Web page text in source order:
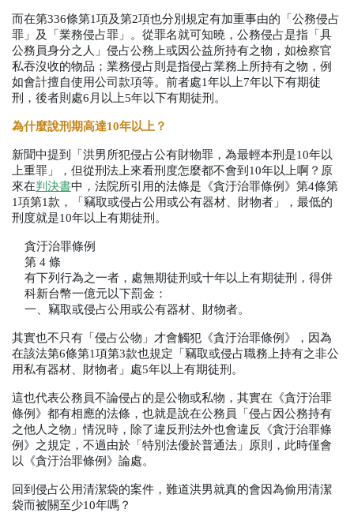
而在第336條第1項及第2項也分別規定有加重事由的「公務侵占
罪」及「業務侵占罪」。從罪名就可知曉，公務侵占是指「具
公務員身分之人」侵占公務上或因公益所持有之物，如檢察官
私吞沒收的物品；業務侵占則是指侵占業務上所持有之物，例
如會計擅自使用公司款項等。前者處1年以上7年以下有期徒
刑，後者則處6月以上5年以下有期徒刑。
為什麼說刑期高達10年以上？
新聞中提到「洪男所犯侵占公有財物罪，為最輕本刑是10年以
上重罪」，但從刑法上來看刑度怎麼都不會到 10年以上啊？原
來在判決書中，法院所引用的法條是《貪汙治罪條例》第4條第
1項第1款，「竊取或侵占公用或公有器材、財物者」，最低的
刑度就是10年以上有期徒刑。
貪汙治罪條例
第 4 條
有下列行為之一者，處無期徒刑或十年以上有期徒刑，得併
科新台幣一億元以下罰金：
一、 竊取或侵占公用或公有器材、財物者。
其實也不只有「侵占公物」才會觸犯《貪汙治罪條例》，因為
在該法第6條第1項第3款也規定「竊取或侵占職務上持有之非公
用私有器材、財物者」處5年以上有期徒刑。
這也代表公務員不論侵占的是公物或私物，其實在《貪汙治罪
條例》都有相應的法條，也就是說在公務員「侵占因公務持有
之他人之物」情況時，除了違反刑法外也會違反《貪汙治罪條
例》之規定，不過由於「特別法優於普通法」原則，此時僅會
以《貪汙治罪條例》論處。
回到侵占公用清潔袋的案件，難道洪男就真的會因為偷用清潔
袋而被關至少10年嗎？